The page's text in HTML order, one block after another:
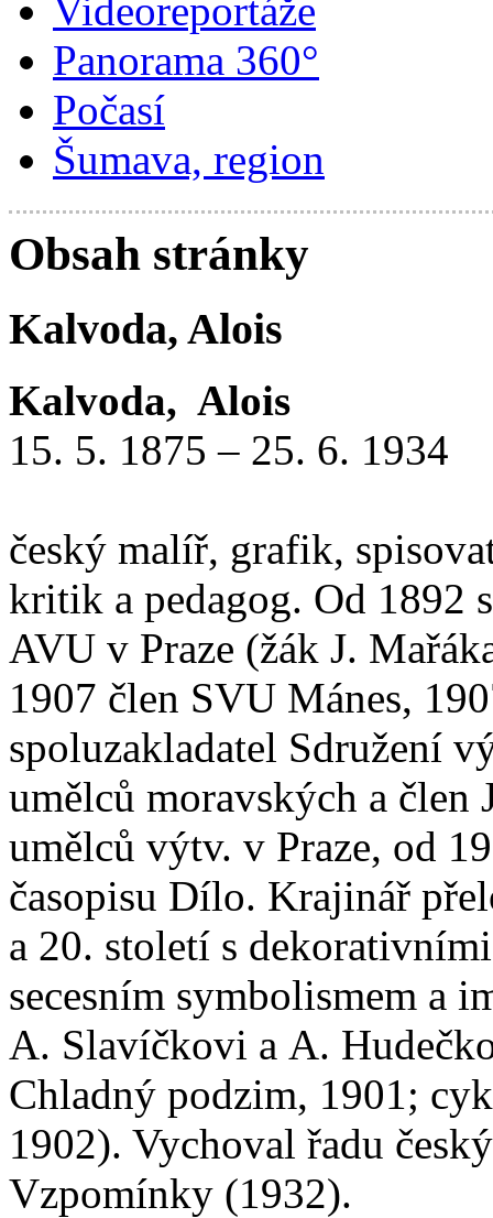
Videoreportáže
Panorama 360°
Počasí
Šumava, region
Obsah stránky
Kalvoda, Alois
Kalvoda, Alois
15. 5. 1875 – 25. 6. 1934
český malíř, grafik,
kritik a pedagog. Od 1892
AVU v Praze (žák J.
1907 člen SVU Mánes,
spoluzakladatel Sdružení
umělců moravských a člen
umělců výtv. v Praze, od
časopisu Dílo. Krajinář
a 20. století s
secesním symbolismem a
A. Slavíčkovi a A.
Chladný podzim, 1901;
1902). Vychoval řadu
Vzpomínky (1932).